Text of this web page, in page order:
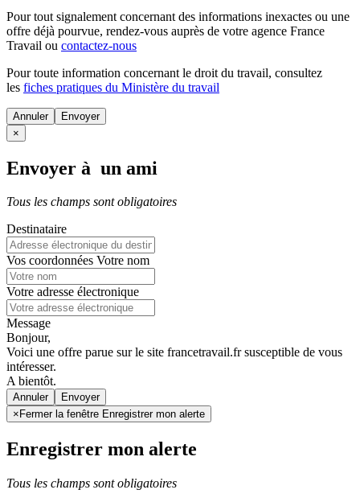
Pour tout signalement concernant des informations inexactes ou une
offre déjà pourvue, rendez-vous auprès de votre agence France
Travail ou contactez-nous
Pour toute information concernant le droit du travail, consultez
les fiches pratiques du Ministère du travail
Annuler
×
Envoyer à un ami
Tous les champs sont obligatoires
Destinataire
Vos coordonnées Votre nom
Votre adresse électronique
Message
Bonjour,
Voici une offre parue sur le site francetravail.fr susceptible de vous
intéresser.
A bientôt.
Annuler
× Fermer la fenêtre Enregistrer mon alerte
Enregistrer mon alerte
Tous les champs sont obligatoires